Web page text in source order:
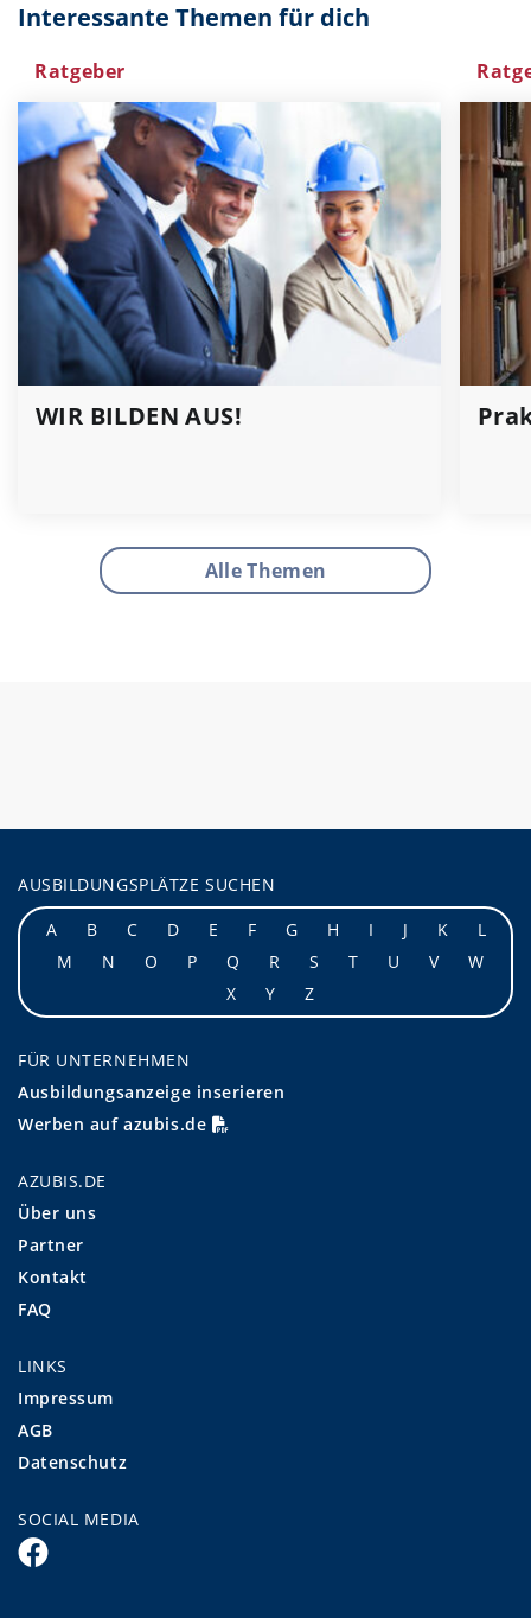
Interessante Themen für dich
Ratgeber
WIR BILDEN AUS!
Alle Themen
AUSBILDUNGSPLÄTZE SUCHEN
A
B C D E F G H I J K
L
M
N O P Q R S T U V
W
X
Y Z
FÜR UNTERNEHMEN
Ausbildungsanzeige inserieren
Werben auf azubis.de
AZUBIS.DE
Über uns
Partner
Kontakt
FAQ
LINKS
Impressum
AGB
Datenschutz
SOCIAL MEDIA